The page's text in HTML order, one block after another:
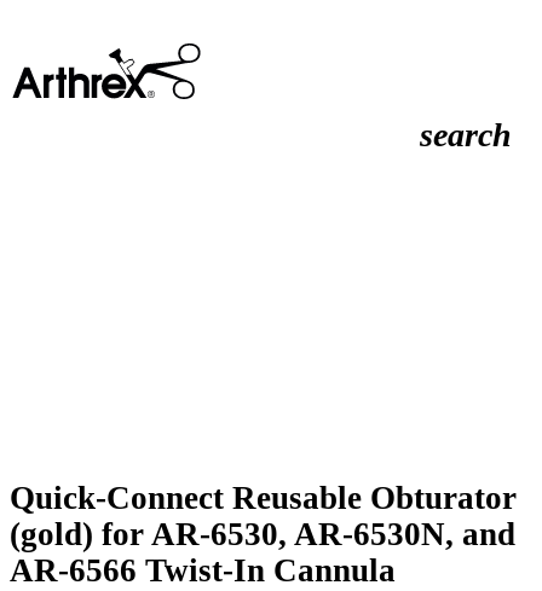
search
Quick-Connect Reusable Obturator
(gold) for AR‑6530, AR-6530N, and
AR-6566 Twist-In Cannula